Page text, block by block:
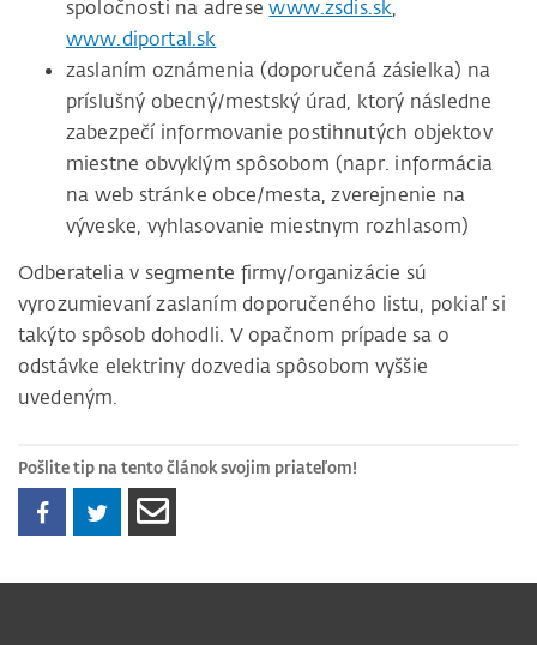
spoločnosti na adresewww.zsdis.sk,
www.diportal.sk
zaslaním oznámenia (doporučená zásielka) na
príslušný obecný/mestský úrad, ktorý následne
zabezpečí informovanie postihnutých objektov
miestne obvyklým spôsobom (napr. informácia
na web stránke obce/mesta, zverejnenie na
výveske, vyhlasovanie miestnym rozhlasom)
Odberatelia v segmente firmy/organizácie sú
vyrozumievaní zaslaním doporučeného listu, pokiaľ si
takýto spôsob dohodli. V opačnom prípade sa o
odstávke elektriny dozvedia spôsobom vyššie
uvedeným.
Pošlite tip na tento článok svojim priateľom!